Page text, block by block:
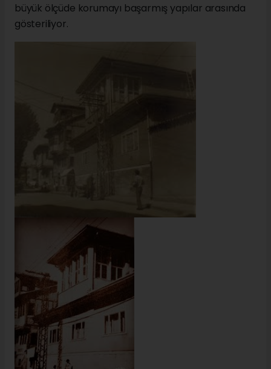
büyük ölçüde korumayı başarmış yapılar arasında
gösteriliyor.